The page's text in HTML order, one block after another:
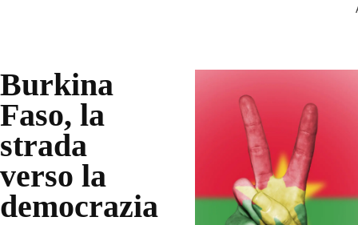
Burkina
Faso, la
strada
verso la
democrazia